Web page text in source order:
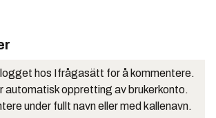
hos Ifrågasätt for å kommentere.
automatisk oppretting av brukerkonto.
under fullt navn eller med kallenavn.